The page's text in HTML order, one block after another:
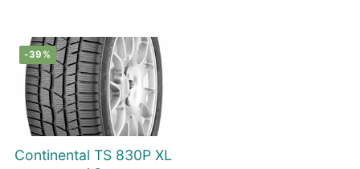
-39%
Continental TS 830P XL